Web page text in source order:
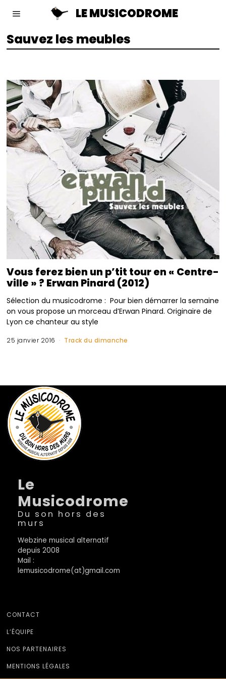
LE MUSICODROME
Sauvez les meubles
Vous ferez bien un p’tit tour en « Centre-
ville » ? Erwan Pinard (2012)
Sélection du musicodrome : Pour bien démarrer la semaine
on vous propose un morceau d’Erwan Pinard. Originaire de
Lyon ce chanteur au style
25 janvier 2016 Track du dimanche
Le
Musicodrome
Du son hors des
murs
Webzine musical alternatif
depuis 2008
Mail :
lemusicodrome(at)gmail.com
CONTACT
L’ÉQUIPE
NOS PARTENAIRES
MENTIONS LÉGALES